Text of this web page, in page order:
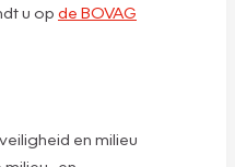
u op de BOVAG
en milieu